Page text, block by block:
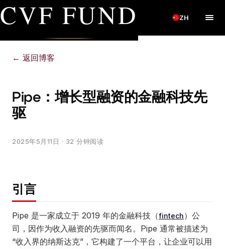
CVF FUND ZH
← 返回博客
Pipe：增长型融资的金融科技先
驱
2025年5月11日 · 32 分钟阅读
引言
Pipe 是一家成立于 2019 年的金融科技（fintech）公
司，因作为收入融资的先驱而闻名。Pipe 通常被描述为
“收入界的纳斯达克”，它构建了一个平台，让企业可以用